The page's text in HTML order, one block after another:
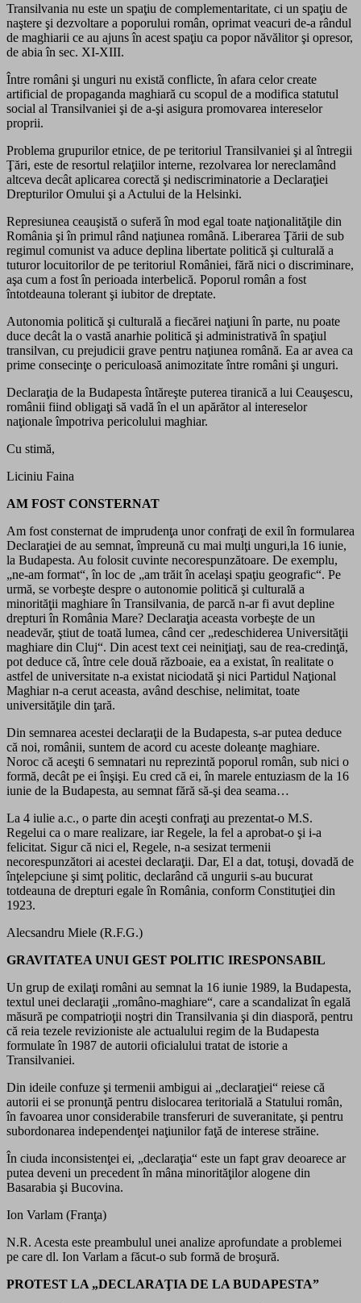
Transilvania nu este un spaţiu de complementaritate, ci un spaţiu de
naştere şi dezvoltare a poporului român, oprimat veacuri de-a rândul
de maghiarii ce au ajuns în acest spaţiu ca popor năvălitor şi opresor,
de abia în sec. XI-XIII.
Între români şi unguri nu există conflicte, în afara celor create
artificial de propaganda maghiară cu scopul de a modifica statutul
social al Transilvaniei şi de a-şi asigura promovarea intereselor
proprii.
Problema grupurilor etnice, de pe teritoriul Transilvaniei şi al întregii
Ţări, este de resortul relaţiilor interne, rezolvarea lor nereclamând
altceva decât aplicarea corectă şi nediscriminatorie a Declaraţiei
Drepturilor Omului şi a Actului de la Helsinki.
Represiunea ceauşistă o suferă în mod egal toate naţionalităţile din
România şi în primul rând naţiunea română. Liberarea Ţării de sub
regimul comunist va aduce deplina libertate politică şi culturală a
tuturor locuitorilor de pe teritoriul României, fără nici o discriminare,
aşa cum a fost în perioada interbelică. Poporul român a fost
întotdeauna tolerant şi iubitor de dreptate.
Autonomia politică şi culturală a fiecărei naţiuni în parte, nu poate
duce decât la o vastă anarhie politică şi administrativă în spaţiul
transilvan, cu prejudicii grave pentru naţiunea română. Ea ar avea ca
prime consecinţe o periculoasă animozitate între români şi unguri.
Declaraţia de la Budapesta întăreşte puterea tiranică a lui Ceauşescu,
românii fiind obligaţi să vadă în el un apărător al intereselor
naţionale împotriva pericolului maghiar.
Cu stimă,
Liciniu Faina
AM FOST CONSTERNAT
Am fost consternat de imprudenţa unor confraţi de exil în formularea
Declaraţiei de au semnat, împreună cu mai mulţi unguri,la 16 iunie,
la Budapesta. Au folosit cuvinte necorespunzătoare. De exemplu,
„ne-am format“, în loc de „am trăit în acelaşi spaţiu geografic“. Pe
urmă, se vorbeşte despre o autonomie politică şi culturală a
minorităţii maghiare în Transilvania, de parcă n-ar fi avut depline
drepturi în România Mare? Declaraţia aceasta vorbeşte de un
neadevăr, ştiut de toată lumea, când cer „redeschiderea Universităţii
maghiare din Cluj“. Din acest text cei neiniţiaţi, sau de rea-credinţă,
pot deduce că, între cele două războaie, ea a existat, în realitate o
astfel de universitate n-a existat niciodată şi nici Partidul Naţional
Maghiar n-a cerut aceasta, având deschise, nelimitat, toate
universităţile din ţară.
Din semnarea acestei declaraţii de la Budapesta, s-ar putea deduce
că noi, românii, suntem de acord cu aceste doleanţe maghiare.
Noroc că aceşti 6 semnatari nu reprezintă poporul român, sub nici o
formă, decât pe ei înşişi. Eu cred că ei, în marele entuziasm de la 16
iunie de la Budapesta, au semnat fără să-şi dea seama…
La 4 iulie a.c., o parte din aceşti confraţi au prezentat-o M.S.
Regelui ca o mare realizare, iar Regele, la fel a aprobat-o şi i-a
felicitat. Sigur că nici el, Regele, n-a sesizat termenii
necorespunzători ai acestei declaraţii. Dar, El a dat, totuşi, dovadă de
înţelepciune şi simţ politic, declarând că ungurii s-au bucurat
totdeauna de drepturi egale în România, conform Constituţiei din
1923.
Alecsandru Miele (R.F.G.)
GRAVITATEA UNUI GEST POLITIC IRESPONSABIL
Un grup de exilaţi români au semnat la 16 iunie 1989, la Budapesta,
textul unei declaraţii „româno-maghiare“, care a scandalizat în egală
măsură pe compatrioţii noştri din Transilvania şi din diasporă, pentru
că reia tezele revizioniste ale actualului regim de la Budapesta
formulate în 1987 de autorii oficialului tratat de istorie a
Transilvaniei.
Din ideile confuze şi termenii ambigui ai „declaraţiei“ reiese că
autorii ei se pronunţă pentru dislocarea teritorială a Statului român,
în favoarea unor considerabile transferuri de suveranitate, şi pentru
subordonarea independenţei naţiunilor faţă de interese străine.
În ciuda inconsistenţei ei, „declaraţia“ este un fapt grav deoarece ar
putea deveni un precedent în mâna minorităţilor alogene din
Basarabia şi Bucovina.
Ion Varlam (Franţa)
N.R. Acesta este preambulul unei analize aprofundate a problemei
pe care dl. Ion Varlam a făcut-o sub formă de broşură.
PROTEST LA „DECLARAŢIA DE LA BUDAPESTA”